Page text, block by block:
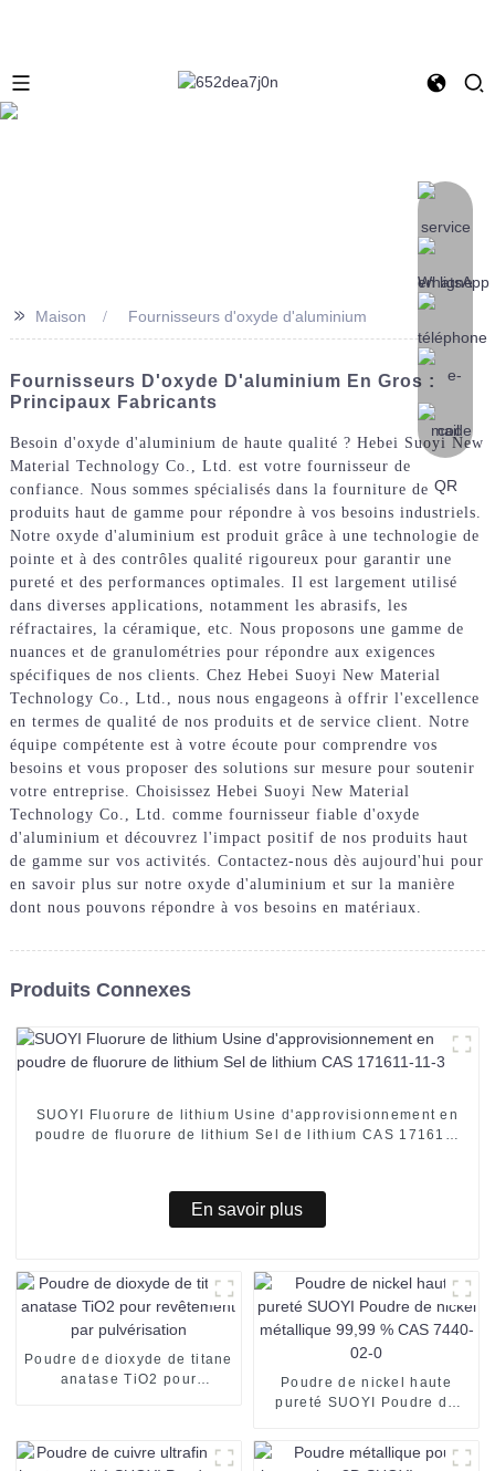
>> Maison Fournisseurs d'oxyde d'aluminium
Fournisseurs D'oxyde D'aluminium En Gros :
Principaux Fabricants
Besoin d'oxyde d'aluminium de haute qualité ? Hebei Suoyi New
Material Technology Co., Ltd. est votre fournisseur de
confiance. Nous sommes spécialisés dans la fourniture de
produits haut de gamme pour répondre à vos besoins industriels.
Notre oxyde d'aluminium est produit grâce à une technologie de
pointe et à des contrôles qualité rigoureux pour garantir une
pureté et des performances optimales. Il est largement utilisé
dans diverses applications, notamment les abrasifs, les
réfractaires, la céramique, etc. Nous proposons une gamme de
nuances et de granulométries pour répondre aux exigences
spécifiques de nos clients. Chez Hebei Suoyi New Material
Technology Co., Ltd., nous nous engageons à offrir l'excellence
en termes de qualité de nos produits et de service client. Notre
équipe compétente est à votre écoute pour comprendre vos
besoins et vous proposer des solutions sur mesure pour soutenir
votre entreprise. Choisissez Hebei Suoyi New Material
Technology Co., Ltd. comme fournisseur fiable d'oxyde
d'aluminium et découvrez l'impact positif de nos produits haut
de gamme sur vos activités. Contactez-nous dès aujourd'hui pour
en savoir plus sur notre oxyde d'aluminium et sur la manière
dont nous pouvons répondre à vos besoins en matériaux.
Produits Connexes
SUOYI Fluorure de lithium Usine d'approvisionnement en
poudre de fluorure de lithium Sel de lithium CAS 171611-
En savoir plus
Poudre de dioxyde de titane
anatase TiO2 pour
Poudre de nickel haute
pureté SUOYI Poudre de